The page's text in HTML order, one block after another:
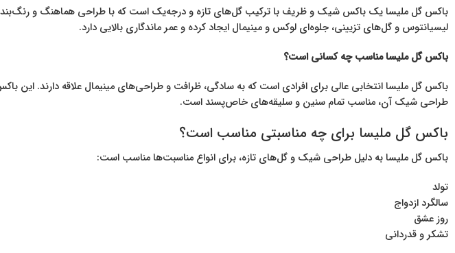
باکس گل ملیسا یک باکس شیک و ظریف با ترکیب گل‌های تازه و درجه‌یک است که با طراحی هماهنگ و
لیسیانتوس و گل‌های تزیینی، جلوه‌ای لوکس و مینیمال ایجاد کرده و عمر ماندگاری بالایی دارد.
باکس گل ملیسا مناسب چه کسانی است؟
باکس گل ملیسا انتخابی عالی برای افرادی است که به سادگی، ظرافت و طراحی‌های مینیمال علاقه دارند. این
طراحی شیک آن، مناسب تمام سنین و سلیقه‌های خاص‌پسند است.
باکس گل ملیسا برای چه مناسبتی مناسب است؟
باکس گل ملیسا به دلیل طراحی شیک و گل‌های تازه، برای انواع مناسبت‌ها مناسب است:
تولد
سالگرد ازدواج
روز عشق
تشکر و قدردانی